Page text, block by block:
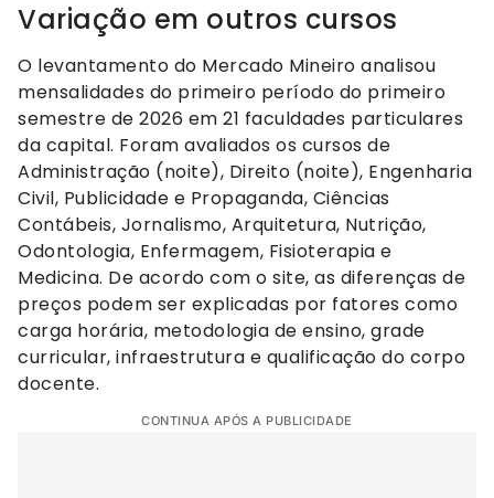
Variação em outros cursos
O levantamento do Mercado Mineiro analisou
mensalidades do primeiro período do primeiro
semestre de 2026 em 21 faculdades particulares
da capital. Foram avaliados os cursos de
Administração (noite), Direito (noite), Engenharia
Civil, Publicidade e Propaganda, Ciências
Contábeis, Jornalismo, Arquitetura, Nutrição,
Odontologia, Enfermagem, Fisioterapia e
Medicina. De acordo com o site, as diferenças de
preços podem ser explicadas por fatores como
carga horária, metodologia de ensino, grade
curricular, infraestrutura e qualificação do corpo
docente.
CONTINUA APÓS A PUBLICIDADE